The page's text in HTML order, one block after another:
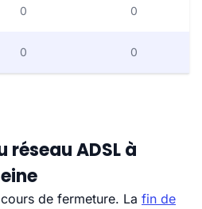
0 0
0 0
réseau ADSL à
de fermeture. La fin de